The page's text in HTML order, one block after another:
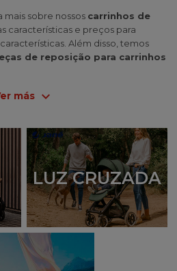
mais sobre nossos carrinhos de
características e preços para
Além disso, temos
de reposição para carrinhos
más expand_more
LUZ CRUZADA